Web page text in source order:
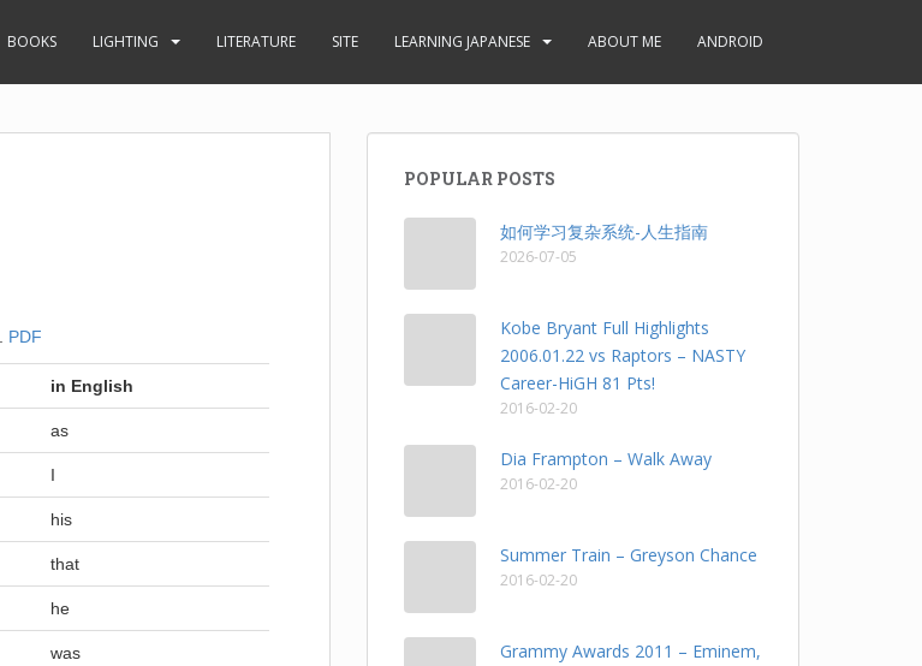
BOOKS LIGHTING LITERATURE SITE LEARNING JAPANESE ABOUT ME ANDROID
PDF
in English
as
I
his
that
he
was
POPULAR POSTS
如何学习复杂系统-人生指南
2026-07-05
Kobe Bryant Full Highlights
2006.01.22 vs Raptors – NASTY
Career-HiGH 81 Pts!
2016-02-20
Dia Frampton – Walk Away
2016-02-20
Summer Train – Greyson Chance
2016-02-20
Grammy Awards 2011 – Eminem,